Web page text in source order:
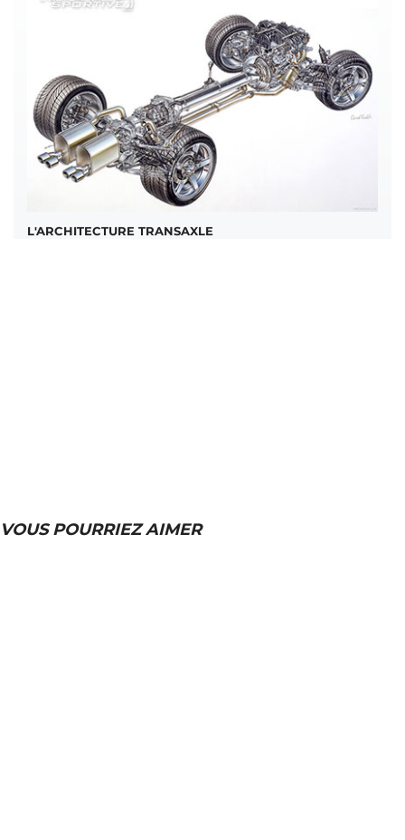
L'ARCHITECTURE TRANSAXLE
VOUS POURRIEZ AIMER